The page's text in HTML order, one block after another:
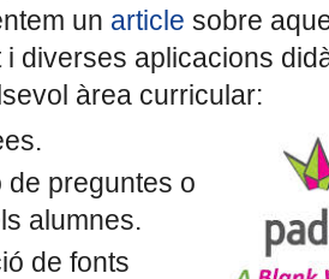
un article sobre
i diverses aplicacions
àrea curricular:
de preguntes o
alumnes.
de fonts